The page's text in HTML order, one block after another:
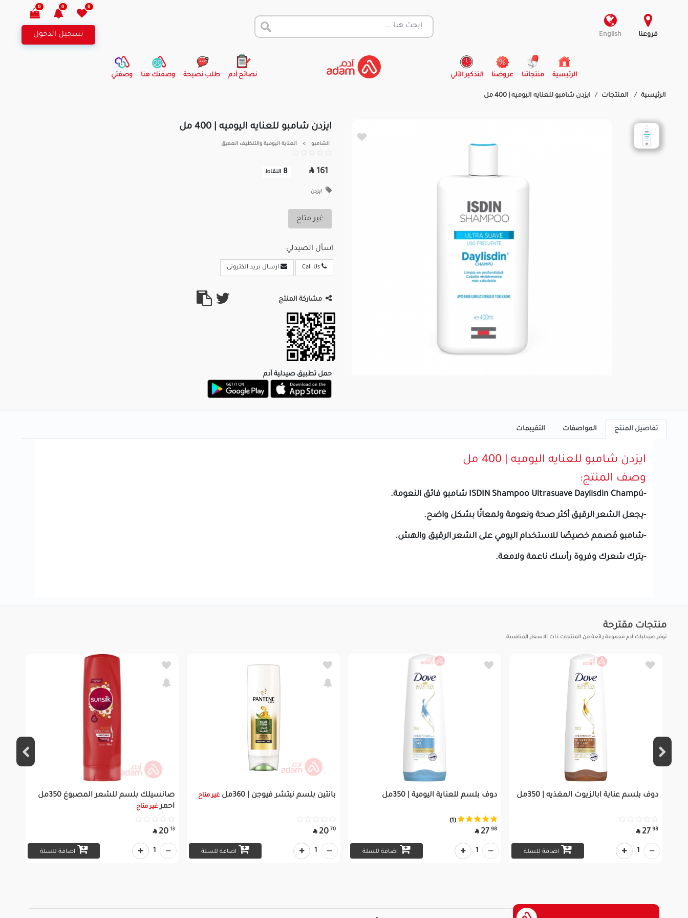
فروعنا English
0
0
0
تسجيل الدخول
الرئيسية
(current) منتجاتنا عروضنا التذكير الآلي نصائح آدم طلب نصيحة وصفتك هنا وصفتي
الرئيسية المنتجات ايزدن شامبو للعنايه اليوميه | 400 مل
ايزدن شامبو للعنايه اليوميه | 400 مل
الشامبو > العناية اليومية والتنظيف العميق
161

8 النقاط
ايزدن
غير متاح
اسأل الصيدلي
Call Us ارسال بريد الكترونى
مشاركة المنتج
حمل تطبيق صيدلية آدم
تفاصيل المنتج المواصفات التقييمات
ايزدن شامبو للعنايه اليوميه | 400 مل
وصف المنتج:
-ISDIN Shampoo Ultrasuave Daylisdin Champú شامبو فائق النعومة.
-يجعل الشعر الرقيق أكثر صحة ونعومة ولمعانًا بشكل واضح.
-شامبو مُصمم خصيصًا للاستخدام اليومي على الشعر الرقيق والهش.
-يترك شعرك وفروة رأسك ناعمة ولامعة.
منتجات مقترحة
توفر صيدليات آدم مجموعة رائعة من المنتجات ذات الاسعار المنافسة
دوف بلسم عناية ابالزيوت المغذيه | 350مل
98
27

اضافة للسلة 1
دوف بلسم للعناية اليومية | 350مل
(1)
98
27

اضافة للسلة 1
بانتين بلسم نيتشر فيوجن | 360مل غير متاح
70
20

اضافة للسلة 1
صانسيلك بلسم للشعر المصبوغ 350مل
احمرغير متاح
13
20

اضافة للسلة 1